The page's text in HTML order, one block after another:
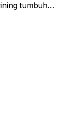
tumbuh
0-18 tahun.
Ikatan Dokter
pasien anak,